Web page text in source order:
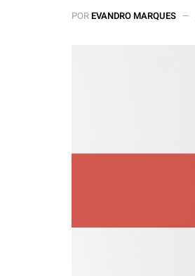
POREVANDRO MARQUES